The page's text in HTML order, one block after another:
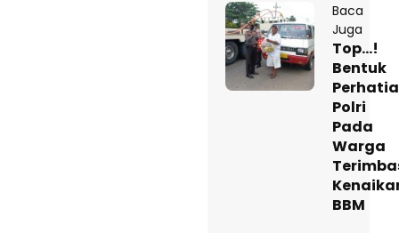
Baca
Juga
Top…!
Bentuk
Polri
Pada
Warga
BBM